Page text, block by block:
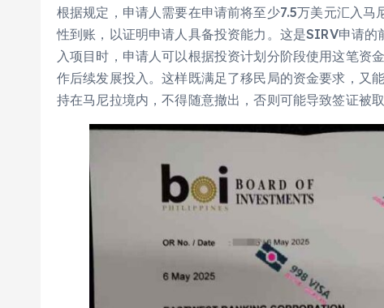
根据规定，申请人需要在申请前将至少7.5万美元汇入
性到账，以证明申请人具备投资能力。这是SIRV申请
入项目时，申请人可以根据投资计划分阶段使用这笔资
作后续发展投入。这样既满足了移民局的资金要求，又
持在马尼拉境内，不得随意撤出，否则可能导致签证被取